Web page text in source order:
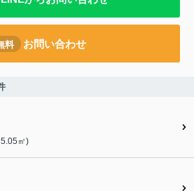
料 お問い合わせ
㎡)